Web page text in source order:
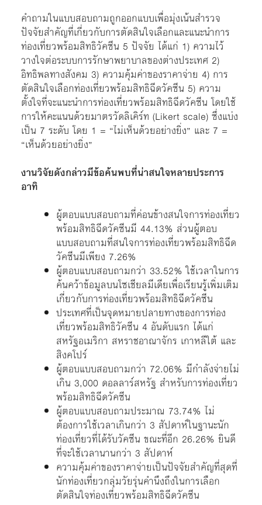
คำถามในแบบสอบถามถูกออกแบบเพื่อมุ่งเน้นสำรวจ
ปัจจัยสำคัญที่เกี่ยวกับการตัดสินใจเลือกและแนะนำการ
ท่องเที่ยวพร้อมสิทธิวัคซีน 5 ปัจจัย ได้แก่ 1) ความไว้
วางใจต่อระบบการรักษาพยาบาลของต่างประเทศ 2)
อิทธิพลทางสังคม 3) ความคุ้มค่าของราคาจ่าย 4) การ
ตัดสินใจเลือกท่องเที่ยวพร้อมสิทธิฉีดวัคซีน 5) ความ
ตั้งใจที่จะแนะนำการท่องเที่ยวพร้อมสิทธิฉีดวัคซีน โดยใช้
การให้คะแนนด้วยมาตรวัดลิเคิร์ท (Likert scale) ซึ่งแบ่ง
เป็น 7 ระดับ โดย 1 = “ไม่เห็นด้วยอย่างยิ่ง” และ 7 =
“เห็นด้วยอย่างยิ่ง”
งานวิจัยดังกล่าวมีข้อค้นพบที่น่าสนใจหลายประการ
อาทิ
ผู้ตอบแบบสอบถามที่ค่อนข้างสนใจการท่องเที่ยว
พร้อมสิทธิฉีดวัคซีนมี 44.13% ส่วนผู้ตอบ
แบบสอบถามที่สนใจการท่องเที่ยวพร้อมสิทธิฉีด
วัคซีนมีเพียง 7.26%
ผู้ตอบแบบสอบถามกว่า 33.52% ใช้เวลาในการ
ค้นคว้าข้อมูลบนโซเชียลมีเดียเพื่อเรียนรู้เพิ่มเติม
เกี่ยวกับการท่องเที่ยวพร้อมสิทธิฉีดวัคซีน
ประเทศที่เป็นจุดหมายปลายทางของการท่อง
เที่ยวพร้อมสิทธิวัคซีน 4 อันดับแรก ได้แก่
สหรัฐอเมริกา สหราชอาณาจักร เกาหลีใต้ และ
สิงคโปร์
ผู้ตอบแบบสอบถามกว่า 72.06% มีกำลังจ่ายไม่
เกิน 3,000 ดอลลาร์สหรัฐ สำหรับการท่องเที่ยว
พร้อมสิทธิฉีดวัคซีน
ผู้ตอบแบบสอบถามประมาณ 73.74% ไม่
ต้องการใช้เวลาเกินกว่า 3 สัปดาห์ในฐานะนัก
ท่องเที่ยวที่ได้รับวัคซีน ขณะที่อีก 26.26% ยินดี
ที่จะใช้เวลานานกว่า 3 สัปดาห์
ความคุ้มค่าของราคาจ่ายเป็นปัจจัยสำคัญที่สุดที่
นักท่องเที่ยวกลุ่มวัยรุ่นคำนึงถึงในการเลือก
ตัดสินใจท่องเที่ยวพร้อมสิทธิฉีดวัคซีน